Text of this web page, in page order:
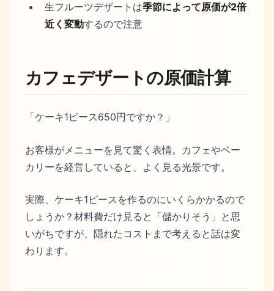
生フルーツデザートは季節によって原価が2倍
近く変動するので注意
カフェデザートの原価計算
「ケーキ1ピース650円ですか？」
お客様がメニューを見て驚く表情。カフェやベー
カリーを経営していると、よく見る光景です。
実際、ケーキ1ピースを作るのにいくらかかるので
しょうか？材料費だけ見ると「儲かりそう」と思
いがちですが、隠れたコストまで考えると話は変
わります。